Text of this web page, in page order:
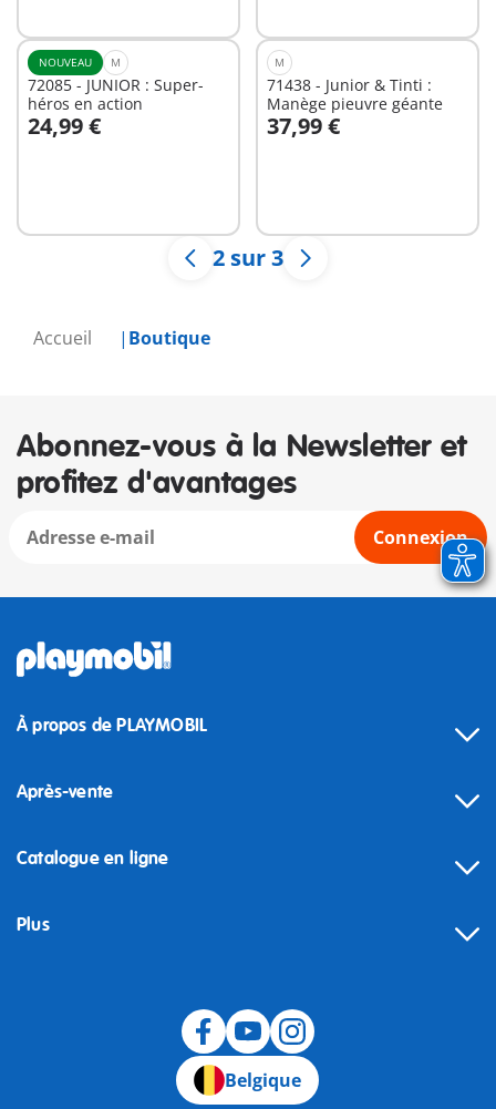
Accueil Boutique
NOUVEAU M
72085 - JUNIOR : Super-
héros en action
24,99 €
Au panier
M
71438 - Junior & Tinti :
Manège pieuvre géante
37,99 €
Au panier
2 sur 3
Abonnez-vous à la Newsletter et
profitez d'avantages
Connexion
À propos de PLAYMOBIL
Après-vente
Catalogue en ligne
Plus
Belgique